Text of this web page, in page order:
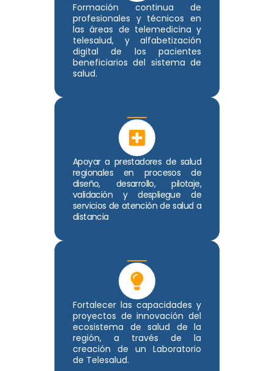
Formación continua de
profesionales y técnicos en
las áreas de telemedicina y
telesalud, y alfabetización
digital de los pacientes
beneficiarios del sistema de
salud.
Apoyar a prestadores de salud
regionales en procesos de
diseño, desarrollo, pilotaje,
validación y despliegue de
servicios de atención de salud a
distancia
Fortalecer las capacidades y
proyectos de innovación del
ecosistema de salud de la
región, a través de la
creación de un Laboratorio
de Telesalud.